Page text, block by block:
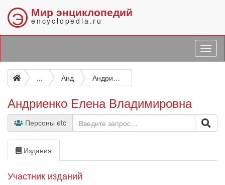
Э Мир энциклопедий
encyclopedia.ru
... Анд Андриенко Елена Владимировна
Андриенко Елена Владимировна
Персоны etc
Издания
Участник изданий